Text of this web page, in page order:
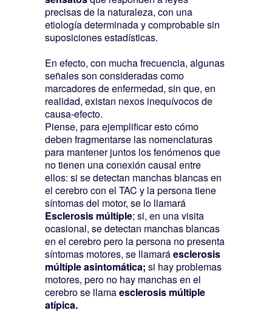
precisas de la naturaleza, con una
etiología determinada y comprobable sin
suposiciones estadísticas.
En efecto, con mucha frecuencia, algunas
señales son consideradas como
marcadores de enfermedad, sin que, en
realidad, existan nexos inequívocos de
causa-efecto.
Piense, para ejemplificar esto cómo
deben fragmentarse las nomenclaturas
para mantener juntos los fenómenos que
no tienen una conexión causal entre
ellos: si se detectan manchas blancas en
el cerebro con el TAC y la persona tiene
síntomas del motor, se lo llamará
Esclerosis múltiple; si, en una visita
ocasional, se detectan manchas blancas
en el cerebro pero la persona no presenta
síntomas motores, se llamaráesclerosis
múltiple asintomática; si hay problemas
motores, pero no hay manchas en el
cerebro se llamaesclerosis múltiple
atípica.